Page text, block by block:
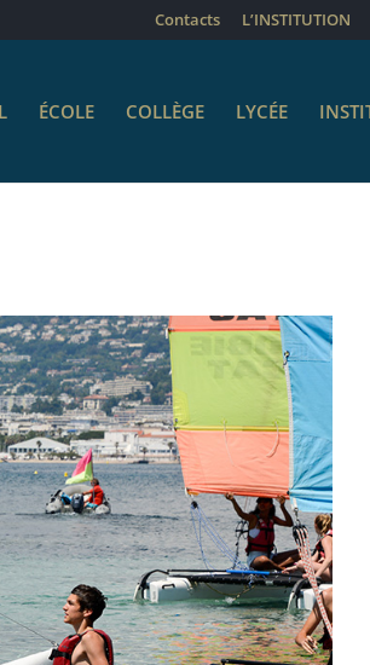
Contacts L’INSTITUTION
ÉCOLE COLLÈGE LYCÉE